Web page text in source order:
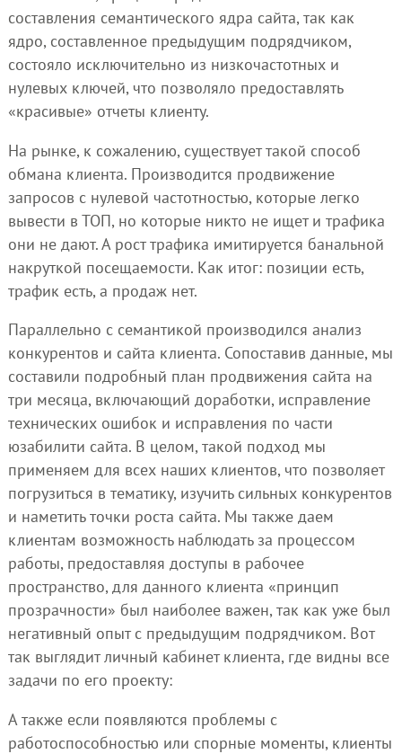
составления семантического ядра сайта, так как
ядро, составленное предыдущим подрядчиком,
состояло исключительно из низкочастотных и
нулевых ключей, что позволяло предоставлять
«красивые» отчеты клиенту.
На рынке, к сожалению, существует такой способ
обмана клиента. Производится продвижение
запросов с нулевой частотностью, которые легко
вывести в ТОП, но которые никто не ищет и трафика
они не дают. А рост трафика имитируется банальной
накруткой посещаемости. Как итог: позиции есть,
трафик есть, а продаж нет.
Параллельно с семантикой производился анализ
конкурентов и сайта клиента. Сопоставив данные, мы
составили подробный план продвижения сайта на
три месяца, включающий доработки, исправление
технических ошибок и исправления по части
юзабилити сайта. В целом, такой подход мы
применяем для всех наших клиентов, что позволяет
погрузиться в тематику, изучить сильных конкурентов
и наметить точки роста сайта. Мы также даем
клиентам возможность наблюдать за процессом
работы, предоставляя доступы в рабочее
пространство, для данного клиента «принцип
прозрачности» был наиболее важен, так как уже был
негативный опыт с предыдущим подрядчиком. Вот
так выглядит личный кабинет клиента, где видны все
задачи по его проекту:
А также если появляются проблемы с
работоспособностью или спорные моменты, клиенты